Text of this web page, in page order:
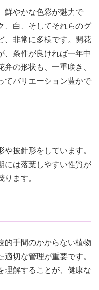
鮮やかな色彩が魅力で
、白、そしてそれらのグ
、非常に多様です。開花
、条件が良ければ一年中
の形状も、一重咲き、
てバリエーション豊かで
披針形をしています。
には落葉しやすい性質が
ます。
的手間のかからない植物
切な管理が重要です。
理解することが、健康な